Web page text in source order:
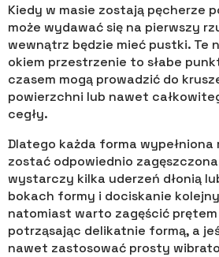
Kiedy w masie zostają pęcherze
może wydawać się na pierwszy
wewnątrz będzie mieć pustki. Te
okiem przestrzenie to słabe
czasem mogą prowadzić do
powierzchni lub nawet
cegły.
Dlatego każda forma wypełniona
zostać odpowiednio
wystarczy kilka uderzeń dłonią
bokach formy i dociskanie
natomiast warto zagęścić
potrząsając delikatnie formą, a
nawet zastosować prosty